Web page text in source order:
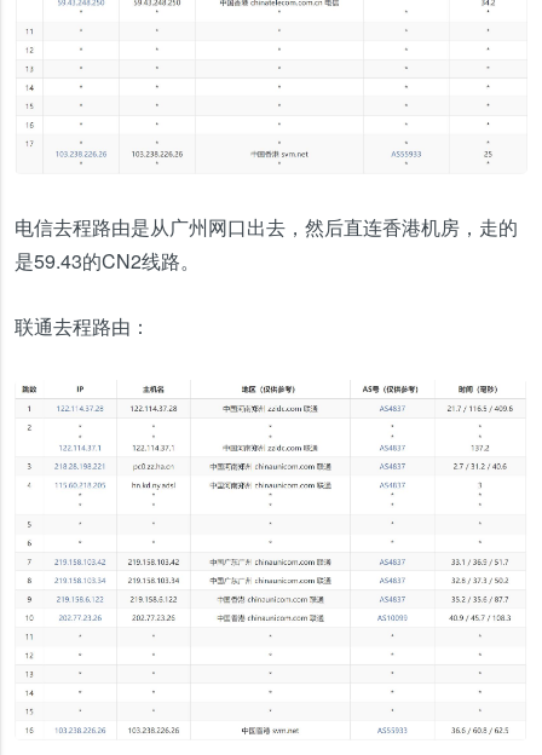
电信去程路由是从广州网口出去，然后直连香港机房，走的
是59.43的CN2线路。
联通去程路由：